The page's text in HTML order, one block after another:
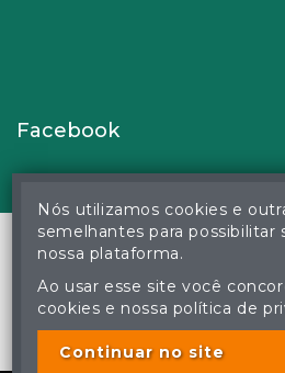
Facebook
© Gustavo Correa Pereira da Silva
Matrícula nº 26 JUCEMS - Todos
A cópia ou reprodução não
poderá acarretar em penas
Nós utilizamos cookies e
semelhantes para possibilitar
nossa plataforma.
Ao usar esse site você
cookies e nossa política de
Continuar no site